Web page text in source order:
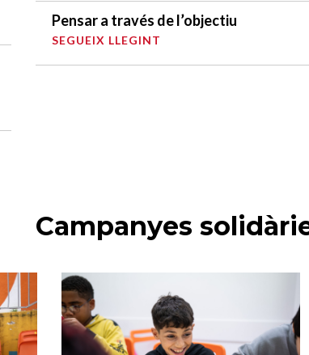
Pensar a través de l’objectiu
SEGUEIX LLEGINT
Campanyes